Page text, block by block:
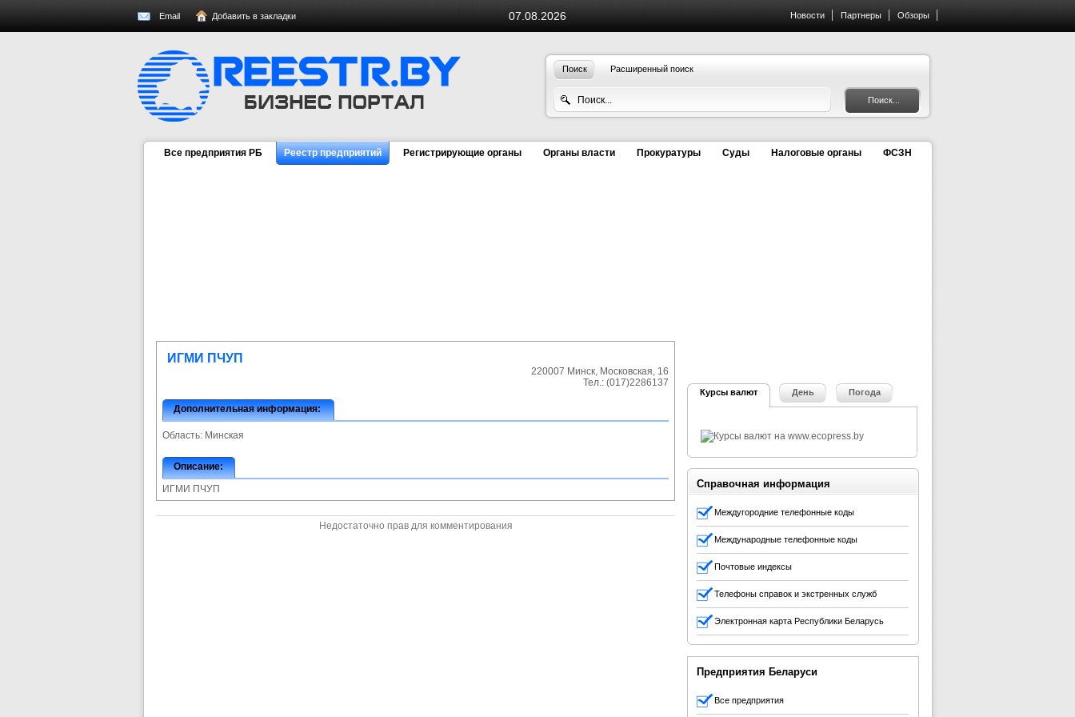
07.08.2026
Email Добавить в закладки Новости Партнеры Обзоры
Поиск Расширенный поиск
Все предприятия РБ Реестр предприятий Регистрирующие органы Органы власти Прокуратуры Суды Налоговые органы ФСЗН
ИГМИ ПЧУП
220007 Минск, Московская, 16
Тел.: (017)2286137
Дополнительная информация:
Область: Минская
Описание:
ИГМИ ПЧУП
Недостаточно прав для комментирования
Курсы валют День Погода
Справочная информация
Междугородние телефонные коды
Международные телефонные коды
Почтовые индексы
Телефоны справок и экстренных служб
Электронная карта Республики Беларусь
Предприятия Беларуси
Все предприятия